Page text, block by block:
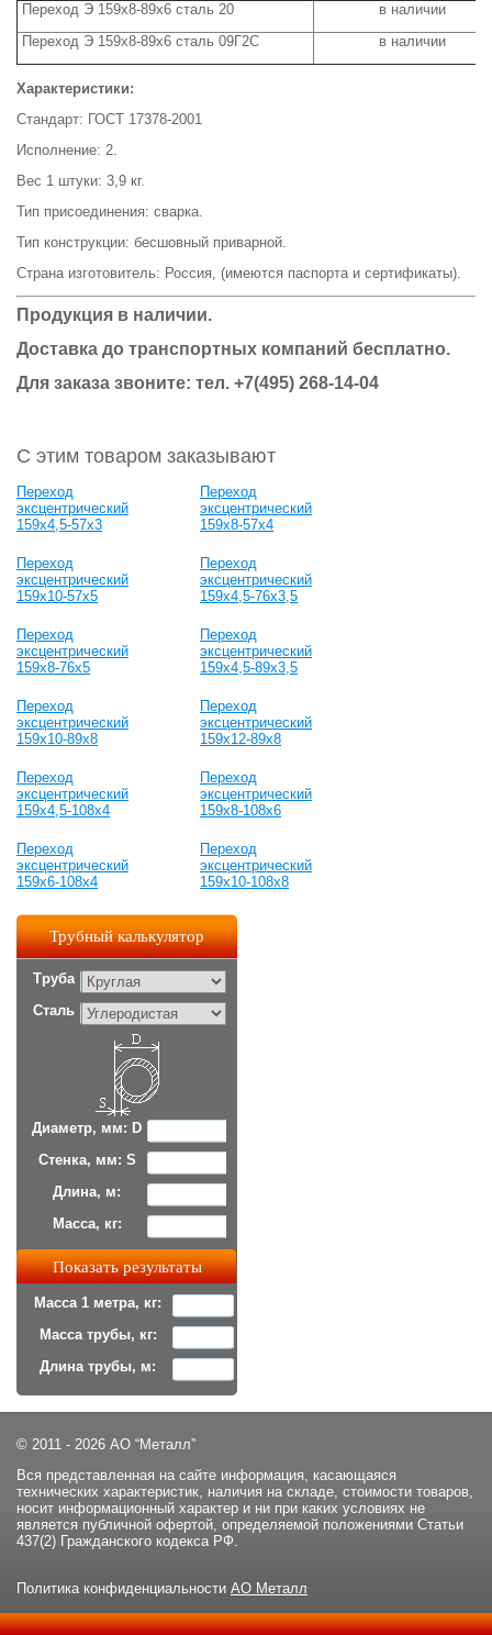
Переход Э 159х8-89х6 сталь 20
в наличии
Переход Э 159х8-89х6 сталь 09Г2С
в наличии
Характеристики:
Стандарт: ГОСТ 17378-2001
Исполнение: 2.
Вес 1 штуки: 3,9 кг.
Тип присоединения: сварка.
Тип конструкции: бесшовный приварной.
Страна изготовитель: Россия, (имеются паспорта и сертификаты).
Продукция в наличии.
Доставка до транспортных компаний бесплатно.
Для заказа звоните: тел. +7(495) 268-14-04
С этим товаром заказывают
Переход
эксцентрический
159х4,5-57х3
Переход
эксцентрический
159х8-57х4
Переход
эксцентрический
159х10-57х5
Переход
эксцентрический
159х4,5-76х3,5
Переход
эксцентрический
159х8-76х5
Переход
эксцентрический
159х4,5-89х3,5
Переход
эксцентрический
159х10-89х8
Переход
эксцентрический
159х12-89х8
Переход
эксцентрический
159х4,5-108х4
Переход
эксцентрический
159х8-108х6
Переход
эксцентрический
159х6-108х4
Переход
эксцентрический
159х10-108х8
Трубный калькулятор
Труба
Сталь
Диаметр, мм: D
Стенка, мм: S
Длина, м:
Масса, кг:
Масса 1 метра, кг:
Масса трубы, кг:
Длина трубы, м:
© 2011 - 2026 АО “Металл”
Вся представленная на сайте информация, касающаяся
технических характеристик, наличия на складе, стоимости товаров,
носит информационный характер и ни при каких условиях не
является публичной офертой, определяемой положениями Статьи
437(2) Гражданского кодекса РФ.
Политика конфиденциальности АО Металл